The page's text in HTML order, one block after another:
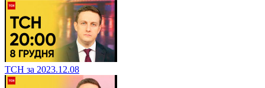
ТСН за 2023.12.08